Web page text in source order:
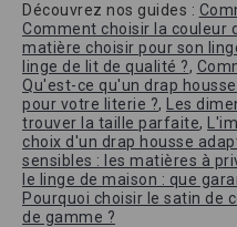
Découvrez nos guides :
Comment choisir la couleur
matière choisir pour son
linge de lit de qualité ?,
Qu'est-ce qu'un drap
pour votre literie ?,
Les
trouver la taille parfaite,
choix d'un drap housse
sensibles : les matières à
le linge de maison : que
Pourquoi choisir le satin de
de gamme ?